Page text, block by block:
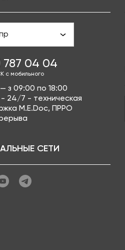
787 04 04
с мобильного
з 09:00 по 18:00
24/7 - техническая
M.E.Doc, ПРРО
СЕТИ